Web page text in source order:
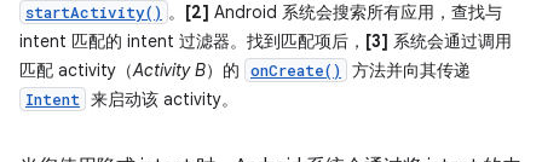
startActivity() 。 [2] Android 系统会搜索所有应用，查找与
intent 匹配的 intent 过滤器。找到匹配项后， [3] 系统会通过调用
匹配 activity（Activity B）的 onCreate() 方法并向其传递
Intent 来启动该 activity。